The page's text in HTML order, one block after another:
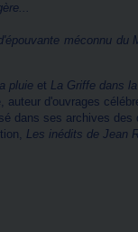
méconnu du
pluie et La Griffe dans
auteur d'ouvrages
dans ses archives des
Les inédits de Jean